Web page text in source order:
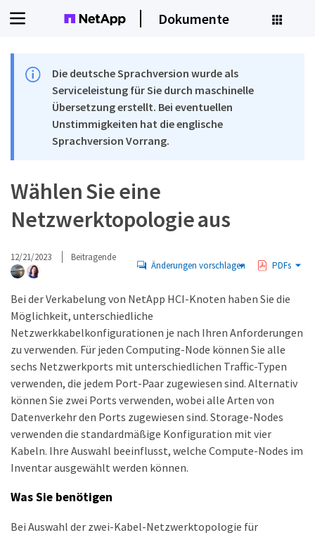
Dokumente
Die deutsche Sprachversion wurde als
Serviceleistung für Sie durch maschinelle
Übersetzung erstellt. Bei eventuellen
Unstimmigkeiten hat die englische
Sprachversion Vorrang.
Wählen Sie eine
Netzwerktopologie aus
12/21/2023 Beitragende
Änderungen vorschlagen PDFs
Bei der Verkabelung von NetApp HCI-Knoten haben Sie die
Möglichkeit, unterschiedliche
Netzwerkkabelkonfigurationen je nach Ihren Anforderungen
zu verwenden. Für jeden Computing-Node können Sie alle
sechs Netzwerkports mit unterschiedlichen Traffic-Typen
verwenden, die jedem Port-Paar zugewiesen sind. Alternativ
können Sie zwei Ports verwenden, wobei alle Arten von
Datenverkehr den Ports zugewiesen sind. Storage-Nodes
verwenden die standardmäßige Konfiguration mit vier
Kabeln. Ihre Auswahl beeinflusst, welche Compute-Nodes im
Inventar ausgewählt werden können.
Was Sie benötigen
Bei Auswahl der zwei-Kabel-Netzwerktopologie für